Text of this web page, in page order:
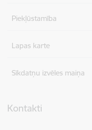
Piekļūstamība
Lapas karte
Sīkdatņu izvēles maiņa
Kontakti